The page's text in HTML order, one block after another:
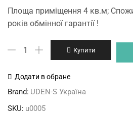
Площа приміщення 4 кв.м;
років обмінної гарантії !
Теплий
UDEN
Купити
Додати в обране
Brand: UDEN-S Україна
SKU: u0005